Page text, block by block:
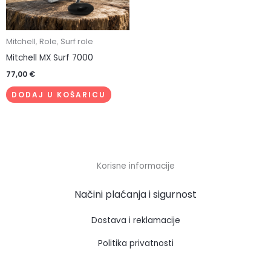
Mitchell, Role, Surf role
Mitchell MX Surf 7000
77,00 €
DODAJ U KOŠARICU
Korisne informacije
Načini plaćanja i sigurnost
Dostava i reklamacije
Politika privatnosti